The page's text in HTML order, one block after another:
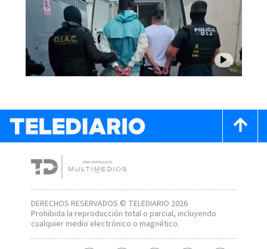
DERECHOS RESERVADOS © TELEDIARIO 2026
Prohibida la reproducción total o parcial, incluyendo
cualquier medio electrónico o magnético.